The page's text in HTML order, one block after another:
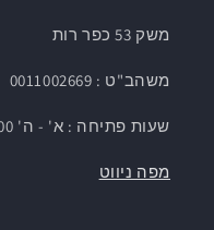
משק 53 כפר רות
משהב"ט : 0011002669
שעות פתיחה : א' - ה' 8:00-1600
מפה ניווט